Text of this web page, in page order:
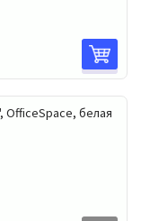
OfficeSpace, белая